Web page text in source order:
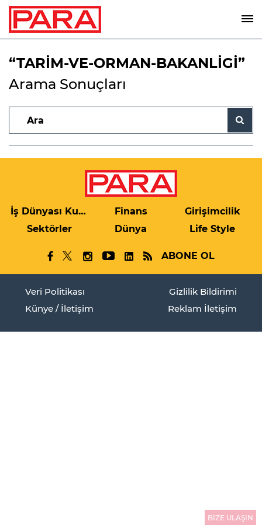
“TARİM-VE-ORMAN-BAKANLİGİ”
Arama Sonuçları
İş Dünyası Kulis Finans
Girişimcilik
Sektörler
Dünya Life Style
ABONE OL
Veri Politikası
Gizlilik Bildirimi
Künye / İletişim
Reklam İletişim
BİZE ULAŞIN